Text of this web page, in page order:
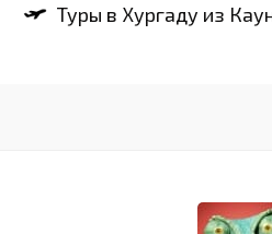
Туры в Хургаду из